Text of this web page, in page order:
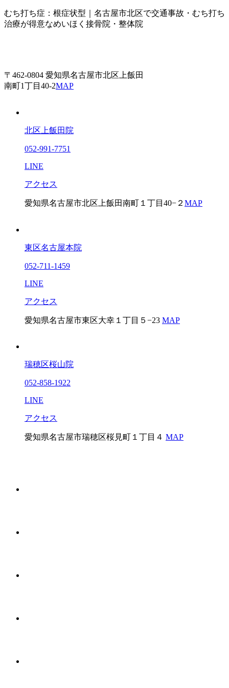
むち打ち症：根症状型｜名古屋市北区で交通事故・むち打ち
治療が得意なめいほく接骨院・整体院
〒462-0804 愛知県名古屋市北区上飯田
南町1丁目40-2MAP
北区上飯田院
052-991-7751
LINE
アクセス
愛知県名古屋市北区上飯田南町１丁目40−２ MAP
東区名古屋本院
052-711-1459
LINE
アクセス
愛知県名古屋市東区大幸１丁目５−23 MAP
瑞穂区桜山院
052-858-1922
LINE
アクセス
愛知県名古屋市瑞穂区桜見町１丁目４ MAP